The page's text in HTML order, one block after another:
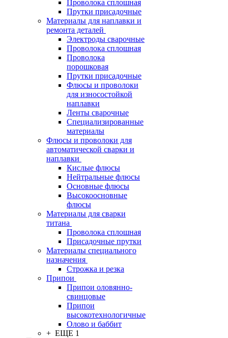
Проволока сплошная
Прутки присадочные
Материалы для наплавки и
ремонта деталей
Электроды сварочные
Проволока сплошная
Проволока
порошковая
Прутки присадочные
Флюсы и проволоки
для износостойкой
наплавки
Ленты сварочные
Специализированные
материалы
Флюсы и проволоки для
автоматической сварки и
наплавки
Кислые флюсы
Нейтральные флюсы
Основные флюсы
Высокоосновные
флюсы
Материалы для сварки
титана
Проволока сплошная
Присадочные прутки
Материалы специального
назначения
Строжка и резка
Припои
Припои оловянно-
свинцовые
Припои
высокотехнологичные
Олово и баббит
+ ЕЩЕ 1